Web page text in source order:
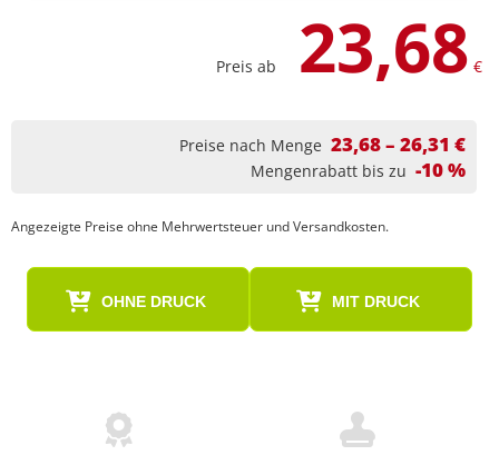
Preis ab 23,68 €
Preise nach Menge 23,68 – 26,31 €
Mengenrabatt bis zu -10 %
Angezeigte Preise ohne Mehrwertsteuer und Versandkosten.
OHNE DRUCK MIT DRUCK